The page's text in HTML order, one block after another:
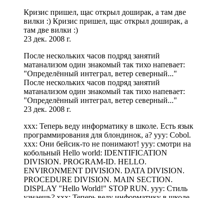
Кризис пришел, щас открыл доширак, а там две
вилки :) Кризис пришел, щас открыл доширак, а
там две вилки :)
23 дек. 2008 г.
После нескольких часов подряд занятий
матанализом один знакомый так тихо напевает:
"Определённый интеграл, ветер северный..."
После нескольких часов подряд занятий
матанализом один знакомый так тихо напевает:
"Определённый интеграл, ветер северный..."
23 дек. 2008 г.
xxx: Теперь веду информатику в школе. Есть язык
программирования для блондинок, а? yyy: Cobol.
xxx: Они бейсик-то не понимают! yyy: смотри на
кобольный Hello world: IDENTIFICATION
DIVISION. PROGRAM-ID. HELLO.
ENVIRONMENT DIVISION. DATA DIVISION.
PROCEDURE DIVISION. MAIN SECTION.
DISPLAY "Hello World!" STOP RUN. yyy: Стиль